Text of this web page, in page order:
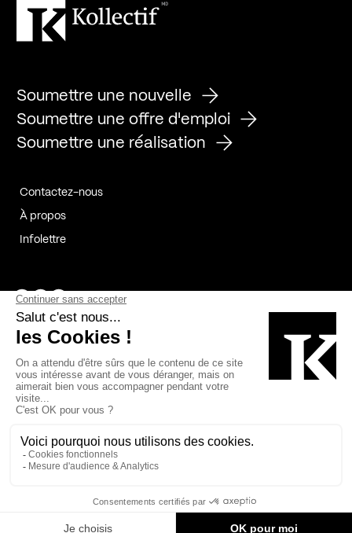
Soumettre une nouvelle
Soumettre une offre d'emploi
Soumettre une réalisation
Contactez-nous
À propos
Infolettre
Page Facebook de Kollectif
Page Instagram de Kollectif
Page Linkedin de Kollectif
Bâtiment-Durable-Québec-1
Esquisses-1IRAC-1
MP-1 v2com-1
Cookies